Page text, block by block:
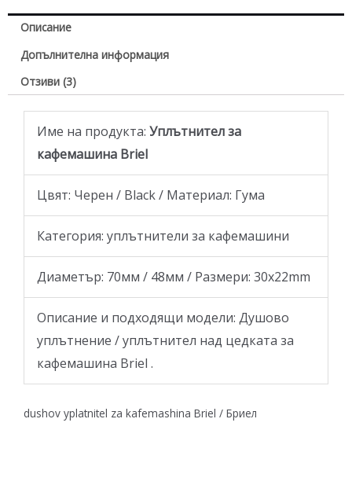
Описание
Допълнителна информация
Отзиви (3)
Име на продукта: Уплътнител за
кафемашина Briel
Цвят: Черен / Black / Материал: Гума
Категория: уплътнители за кафемашини
Диаметър: 70мм / 48мм / Размери: 30x22mm
Описание и подходящи модели: Душово
уплътнение / уплътнител над цедката за
кафемашина Briel .
dushov yplatnitel za kafemashina Briel / Бриел